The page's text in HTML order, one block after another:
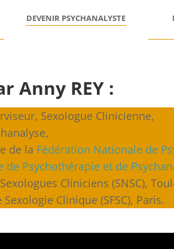
DEVENIR PSYCHANALYSTE
Anny REY :
Sexologue Clinicienne,
de la Fédération Nationale de
de Psychothérapie et de
Cliniciens (SNSC),
Clinique (SFSC), Paris.